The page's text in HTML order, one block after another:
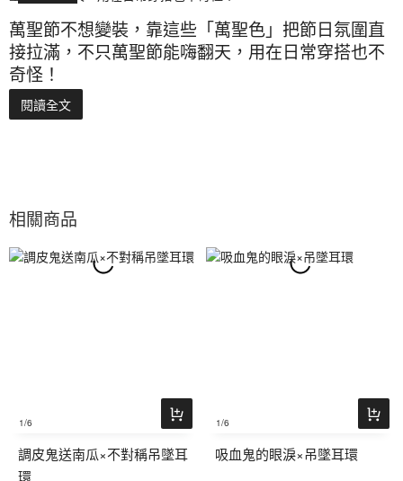
萬聖節不想變裝，靠這些「萬聖色」把節日氛圍直
接拉滿，不只萬聖節能嗨翻天，用在日常穿搭也不
奇怪！
閱讀全文
相關商品
1/6
調皮鬼送南瓜×不對稱吊墜耳
環
1/6
吸血鬼的眼淚×吊墜耳環